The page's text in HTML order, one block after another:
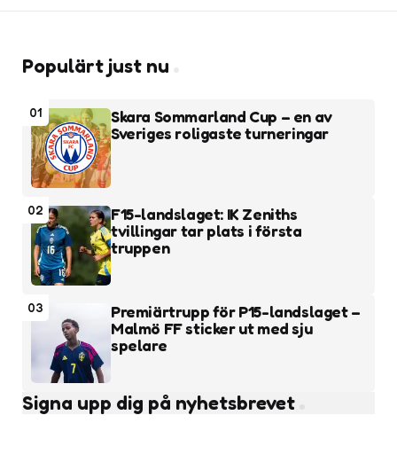
Populärt just nu
01
Skara Sommarland Cup – en av
Sveriges roligaste turneringar
02
F15-landslaget: IK Zeniths
tvillingar tar plats i första
truppen
03
Premiärtrupp för P15-landslaget –
Malmö FF sticker ut med sju
spelare
Signa upp dig på nyhetsbrevet